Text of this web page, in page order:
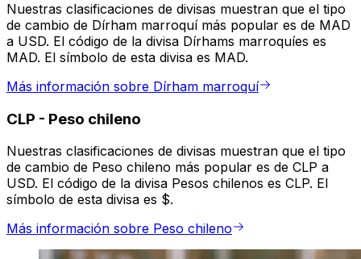
Nuestras clasificaciones de divisas muestran que el tipo
de cambio de Dírham marroquí más popular es de MAD
a USD. El código de la divisa Dírhams marroquíes es
MAD. El símbolo de esta divisa es MAD.
Más información sobre Dírham marroquí
CLP - Peso chileno
Nuestras clasificaciones de divisas muestran que el tipo
de cambio de Peso chileno más popular es de CLP a
USD. El código de la divisa Pesos chilenos es CLP. El
símbolo de esta divisa es $.
Más información sobre Peso chileno